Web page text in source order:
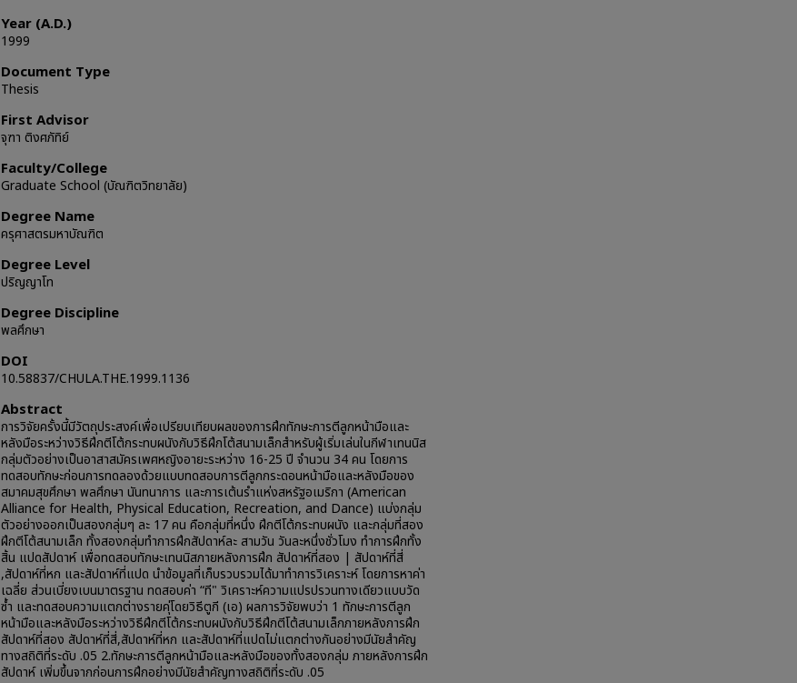
Year (A.D.)
1999
Document Type
Thesis
First Advisor
จุฑา ติงศภัทิย์
Faculty/College
Graduate School (บัณฑิตวิทยาลัย)
Degree Name
ครุศาสตรมหาบัณฑิต
Degree Level
ปริญญาโท
Degree Discipline
พลศึกษา
DOI
10.58837/CHULA.THE.1999.1136
Abstract
การวิจัยครั้งนี้มีวัตถุประสงค์เพื่อเปรียบเทียบผลของการฝึกทักษะการตีลูกหน้ามือและ
หลังมือระหว่างวิธีฝึกตีโต้กระทบผนังกับวิธีฝึกโต้สนามเล็กสำหรับผู้เริ่มเล่นในกีฬาเทนนิส
กลุ่มตัวอย่างเป็นอาสาสมัครเพศหญิงอายะระหว่าง 16-25 ปี จำนวน 34 คน โดยการ
ทดสอบทักษะก่อนการทดลองด้วยแบบทดสอบการตีลูกกระดอนหน้ามือและหลังมือของ
สมาคมสุขศึกษา พลศึกษา นันทนาการ และการเต้นรำแห่งสหรัฐอเมริกา (American
Alliance for Health, Physical Education, Recreation, and Dance) แบ่งกลุ่ม
ตัวอย่างออกเป็นสองกลุ่มๆ ละ 17 คน คือกลุ่มที่หนึ่ง ฝึกตีโต้กระทบผนัง และกลุ่มที่สอง
ฝึกตีโต้สนามเล็ก ทั้งสองกลุ่มทำการฝึกสัปดาห์ละ สามวัน วันละหนึ่งชั่วโมง ทำการฝึกทั้ง
สิ้น แปดสัปดาห์ เพื่อทดสอบทักษะเทนนิสภายหลังการฝึก สัปดาห์ที่สอง | สัปดาห์ที่สี่
,สัปดาห์ที่หก และสัปดาห์ที่แปด นำข้อมูลที่เก็บรวบรวมได้มาทำการวิเคราะห์ โดยการหาค่า
เฉลี่ย ส่วนเบี่ยงเบนมาตรฐาน ทดสอบค่า “ที" วิเคราะห์ความแปรปรวนทางเดียวแบบวัด
ซ้ำ และทดสอบความแตกต่างรายคุ่โดยวิธีตูกี (เอ) ผลการวิจัยพบว่า 1 ทักษะการตีลูก
หน้ามือและหลังมือระหว่างวิธีฝึกตีโต้กระทบผนังกับวิธีฝึกตีโต้สนามเล็กภายหลังการฝึก
สัปดาห์ที่สอง สัปดาห์ที่สี่,สัปดาห์ที่หก และสัปดาห์ที่แปดไม่แตกต่างกันอย่างมีนัยสำคัญ
ทางสถิติที่ระดับ .05 2.ทักษะการตีลูกหน้ามือและหลังมือของทั้งสองกลุ่ม ภายหลังการฝึก
สัปดาห์ เพิ่มขึ้นจากก่อนการฝึกอย่างมีนัยสำคัญทางสถิติที่ระดับ .05